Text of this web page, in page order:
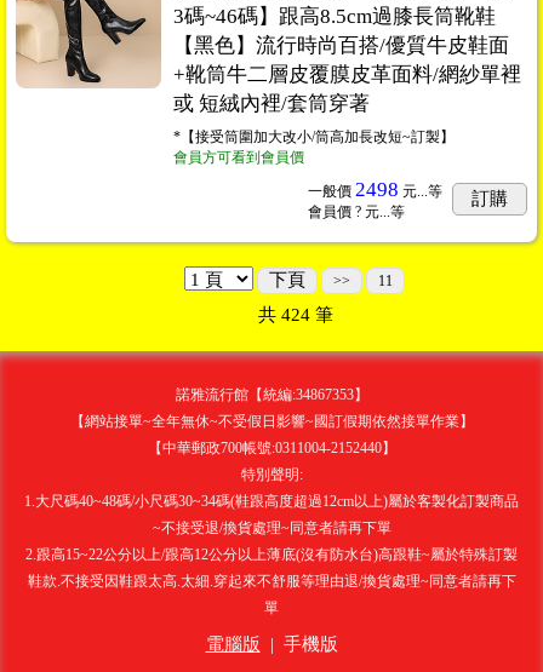
3碼~46碼】跟高8.5cm過膝長筒靴鞋
【黑色】流行時尚百搭/優質牛皮鞋面
+靴筒牛二層皮覆膜皮革面料/網紗單裡
或 短絨內裡/套筒穿著
*【接受筒圍加大改小/筒高加長改短~訂製】
會員方可看到會員價
一般價 2498 元...等
會員價 ? 元...等
訂購
下頁 >> 11
共 424 筆
諾雅流行館【統編:34867353】
【網站接單~全年無休~不受假日影響~國訂假期依然接單作業】
【中華郵政700帳號:0311004-2152440】
特別聲明:
1.大尺碼40~48碼/小尺碼30~34碼(鞋跟高度超過12cm以上)屬於客製化訂製商品
~不接受退/換貨處理~同意者請再下單
2.跟高15~22公分以上/跟高12公分以上薄底(沒有防水台)高跟鞋~屬於特殊訂製
鞋款.不接受因鞋跟太高.太細.穿起來不舒服等理由退/換貨處理~同意者請再下
單
電腦版 | 手機版